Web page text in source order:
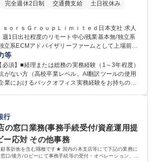
完全週休2日制 交通費支給 土日祝休み
ｏｒｓＧｒｏｕｐＬｉｍｉｔｅｄ日本支社 求人
1日出社程度のリモート中心/残業基本無/独立系
る当社にて経理・総務をお任せします。基礎的な
スタートし組織を支える専任担当として広く活躍
メール対応（AI翻訳ツール等を使用しての対応で
業も基本的には発生せず、ご自身のペースで業務
種 東京【経理・総務】週1日
心/残業基本無/独立系ファーム
等
須】■経理または総務の実務経験（1～3年程度）
がない方（高校卒業レベル。AI翻訳ツールの使用
業におけるバックオフィス実務経験をお持ちの方
は週4日程度の在宅勤務を実施しており、ワーク
る方に最適な環境です（フルリモートも面接で相
像】幅広いバックオフィス業務に柔軟に対応でき、
ケーションを取りながら業務を推進できる方 学
大学 高専 短大 専修学校 高校 語学力： 資格：
行
の窓口業務(事務手続受付/資産運用提
ー応対 その他事務
客折衝を含む職種です★ 国内の本支店等にて下記の業務に
口/後方/ロビーにて事務手続等の受付・オペレーション、お